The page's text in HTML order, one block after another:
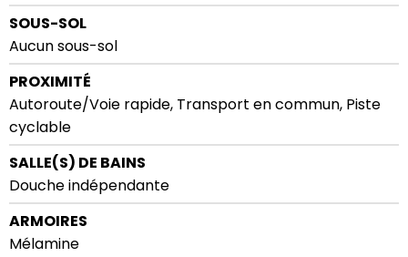
SOUS-SOL
Aucun sous-sol
PROXIMITÉ
Autoroute/Voie rapide, Transport en commun, Piste
cyclable
SALLE(S) DE BAINS
Douche indépendante
ARMOIRES
Mélamine